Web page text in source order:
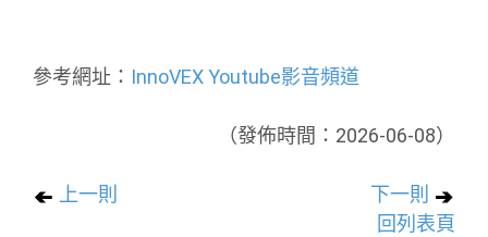
參考網址： InnoVEX Youtube影音頻道
（發佈時間：2026-06-08）
上一則
下一則
回列表頁